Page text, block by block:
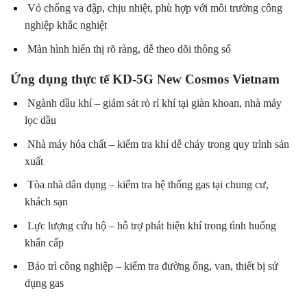
Vỏ chống va đập, chịu nhiệt, phù hợp với môi trường công
nghiệp khắc nghiệt
Màn hình hiển thị rõ ràng, dễ theo dõi thông số
Ứng dụng thực tế KD-5G New Cosmos Vietnam
Ngành dầu khí – giám sát rò rỉ khí tại giàn khoan, nhà máy
lọc dầu
Nhà máy hóa chất – kiểm tra khí dễ cháy trong quy trình sản
xuất
Tòa nhà dân dụng – kiểm tra hệ thống gas tại chung cư,
khách sạn
Lực lượng cứu hộ – hỗ trợ phát hiện khí trong tình huống
khẩn cấp
Bảo trì công nghiệp – kiểm tra đường ống, van, thiết bị sử
dụng gas